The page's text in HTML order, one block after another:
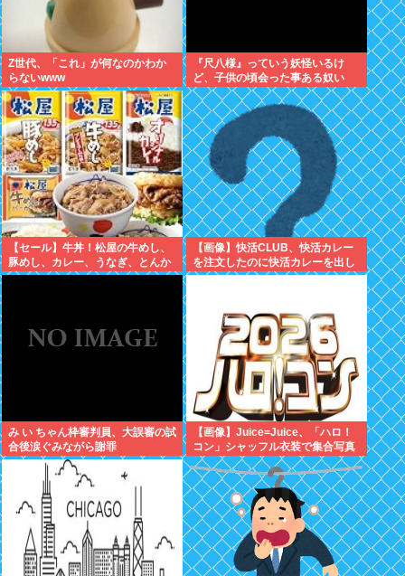
Z世代、「これ」が何なのかわか
らないwww
『尺八様』っていう妖怪いるけ
ど、子供の頃会った事ある奴い
る？？
【セール】牛丼！松屋の牛めし、
豚めし、カレー、うなぎ、とんか
つなどなどの冷凍食品がセール
【画像】快活CLUB、快活カレー
を注文したのに快活カレーを出し
てしまい炎上ｗｗｗ
み い ちゃん枠審判員、大誤審の試
合後涙ぐみながら謝罪
【画像】Juice=Juice、「ハロ！
コン」シャッフル衣装で集合写真